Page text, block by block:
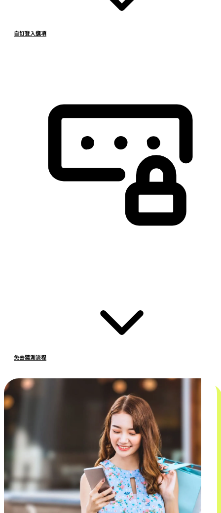
自訂登入選項
免去猜測流程